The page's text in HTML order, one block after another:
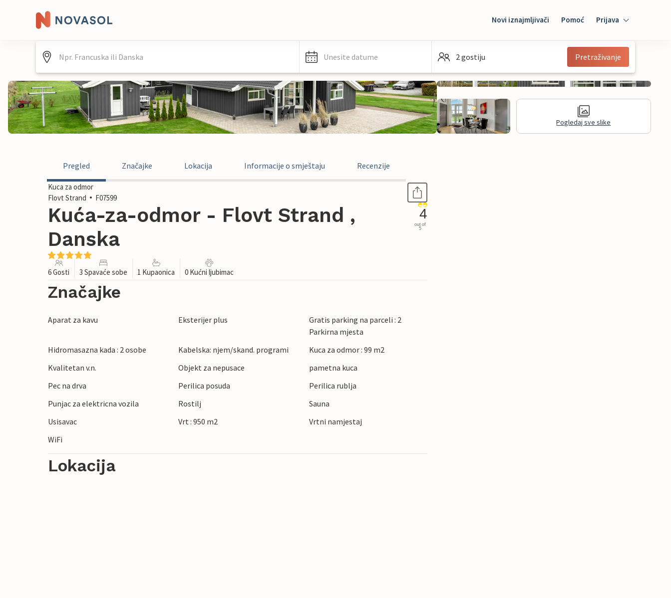
Novi iznajmljivači Pomoć Prijava
Mybooking
Unesite datume 2 gostiju Pretraživanje
Pogledaj sve slike
Pregled Značajke Lokacija Informacije o smještaju Recenzije
Kuca za odmor
Flovt Strand
F07599
Kuća-za-odmor - Flovt Strand ,
Danska
4
out of
5
6 Gosti 3 Spavaće sobe 1 Kupaonica 0 Kućni ljubimac
Značajke
Aparat za kavu Eksterijer plus
Gratis parking na parceli : 2
Parkirna mjesta
Hidromasazna kada : 2 osobe
Kabelska: njem/skand. programi
Kuca za odmor : 99 m2
Kvalitetan v.n.
Objekt za nepusace
pametna kuca
Pec na drva
Perilica posuda
Perilica rublja
Punjac za elektricna vozila
Rostilj
Sauna
Usisavac
Vrt : 950 m2
Vrtni namjestaj
WiFi
Lokacija